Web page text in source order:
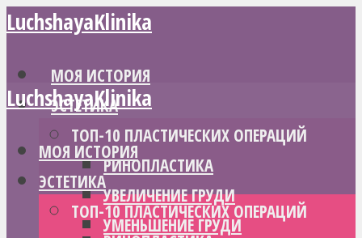
LuchshayaKlinika
МОЯ ИСТОРИЯ
ЭСТЕТИКА
ТОП-10 ПЛАСТИЧЕСКИХ ОПЕРАЦИЙ
РИНОПЛАСТИКА
УВЕЛИЧЕНИЕ ГРУДИ
УМЕНЬШЕНИЕ ГРУДИ
LuchshayaKlinika
МОЯ ИСТОРИЯ
ЭСТЕТИКА
ТОП-10 ПЛАСТИЧЕСКИХ ОПЕРАЦИЙ